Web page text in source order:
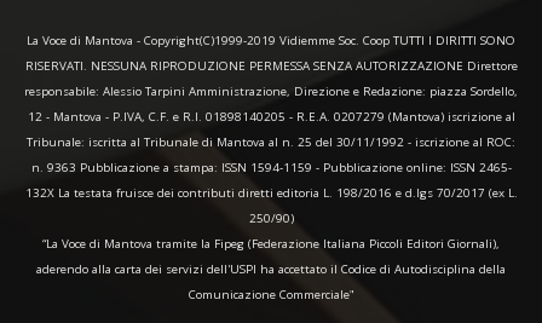
La Voce di Mantova - Copyright(C)1999-2019 Vidiemme Soc. Coop TUTTI I DIRITTI SONO
RISERVATI. NESSUNA RIPRODUZIONE PERMESSA SENZA AUTORIZZAZIONE Direttore
responsabile: Alessio Tarpini Amministrazione, Direzione e Redazione: piazza Sordello,
12 - Mantova - P.IVA, C.F. e R.I. 01898140205 - R.E.A. 0207279 (Mantova) iscrizione al
Tribunale: iscritta al Tribunale di Mantova al n. 25 del 30/11/1992 - iscrizione al ROC:
n. 9363 Pubblicazione a stampa: ISSN 1594-1159 - Pubblicazione online: ISSN 2465-
132X La testata fruisce dei contributi diretti editoria L. 198/2016 e d.lgs 70/2017 (ex L.
250/90)
“La Voce di Mantova tramite la Fipeg (Federazione Italiana Piccoli Editori Giornali),
aderendo alla carta dei servizi dell'USPI ha accettato il Codice di Autodisciplina della
Comunicazione Commerciale"